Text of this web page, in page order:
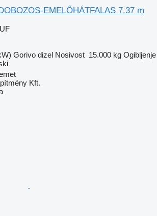
EMELŐHÁTFALAS 7.37 m
Gorivo dizel Nosivost 15.000 kg Ogibljenje
Kft.